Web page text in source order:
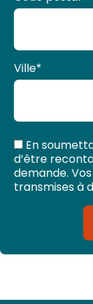
Ville*
En
d’être
demande.
transmises à